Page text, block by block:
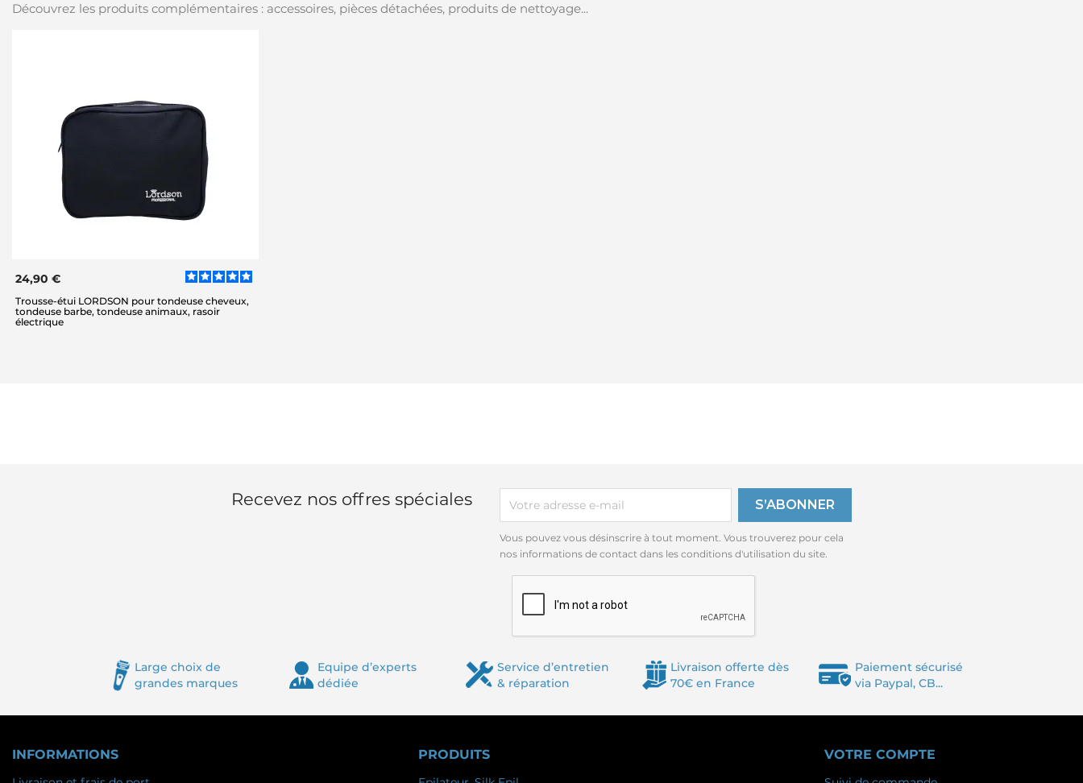
Découvrez les produits complémentaires : accessoires, pièces détachées, produits de nettoyage...
24,90 €
Trousse-étui LORDSON pour tondeuse cheveux,
tondeuse barbe, tondeuse animaux, rasoir
électrique
Recevez nos offres spéciales
Vous pouvez vous désinscrire à tout moment. Vous trouverez pour cela
nos informations de contact dans les conditions d'utilisation du site.
Large choix de
grandes marques
Equipe d’experts
dédiée
Service d’entretien
& réparation
Livraison offerte dès
70€ en France
Paiement sécurisé
via Paypal, CB...
INFORMATIONS PRODUITS VOTRE COMPTE